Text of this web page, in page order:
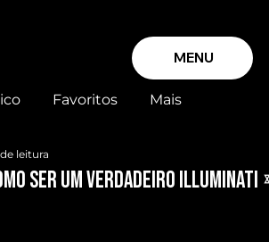
MENU
Favoritos Mais
ser um Verdadeiro
leitura